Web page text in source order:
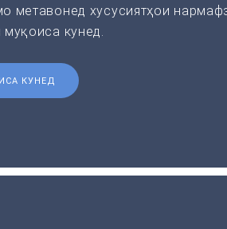
метавонед хусусиятҳои
кунед.
КУНЕД